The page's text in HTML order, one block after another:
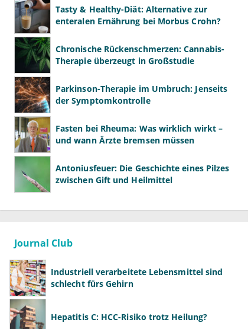
Tasty & Healthy-Diät: Alternative zur
enteralen Ernährung bei Morbus Crohn?
Chronische Rückenschmerzen: Cannabis-
Therapie überzeugt in Großstudie
Parkinson-Therapie im Umbruch: Jenseits
der Symptomkontrolle
Fasten bei Rheuma: Was wirklich wirkt –
und wann Ärzte bremsen müssen
Antoniusfeuer: Die Geschichte eines Pilzes
zwischen Gift und Heilmittel
Journal Club
Industriell verarbeitete Lebensmittel sind
schlecht fürs Gehirn
Hepatitis C: HCC-Risiko trotz Heilung?